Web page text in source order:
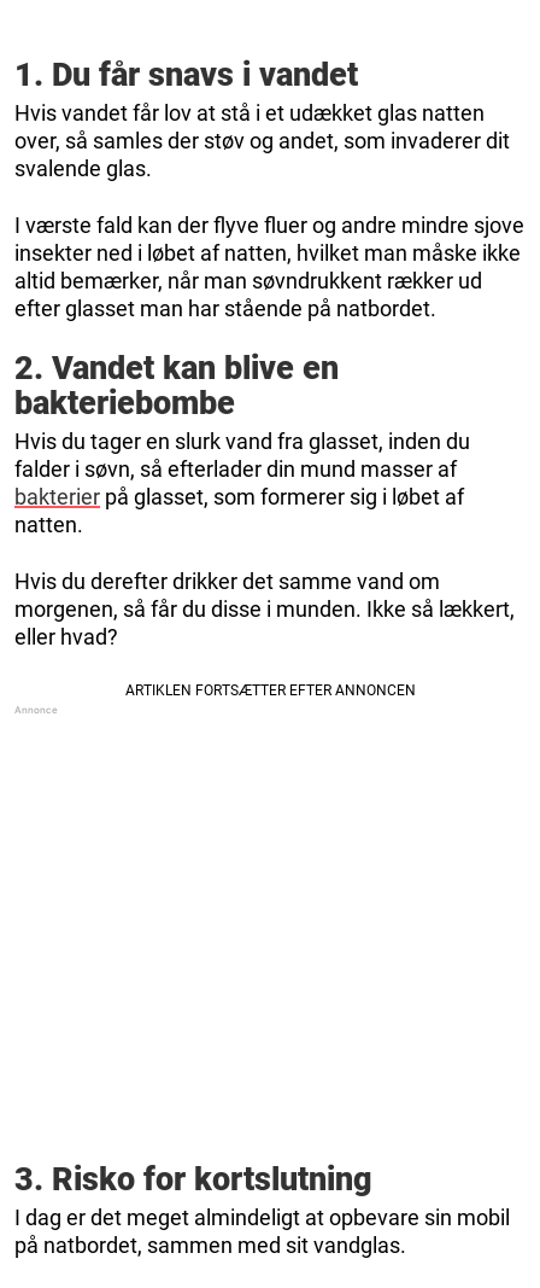
1. Du får snavs i vandet
Hvis vandet får lov at stå i et udækket glas natten
over, så samles der støv og andet, som invaderer dit
svalende glas.
I værste fald kan der flyve fluer og andre mindre sjove
insekter ned i løbet af natten, hvilket man måske ikke
altid bemærker, når man søvndrukkent rækker ud
efter glasset man har stående på natbordet.
2. Vandet kan blive en
bakteriebombe
Hvis du tager en slurk vand fra glasset, inden du
falder i søvn, så efterlader din mund masser af
bakterier på glasset, som formerer sig i løbet af
natten.
Hvis du derefter drikker det samme vand om
morgenen, så får du disse i munden. Ikke så lækkert,
eller hvad?
3. Risko for kortslutning
I dag er det meget almindeligt at opbevare sin mobil
på natbordet, sammen med sit vandglas.